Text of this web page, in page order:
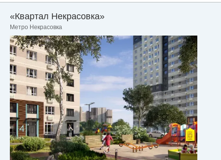
«Квартал Некрасовка»
Метро Некрасовка